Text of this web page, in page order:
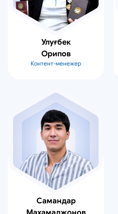
Улуғбек
Орипов
Контент-менежер
Самандар